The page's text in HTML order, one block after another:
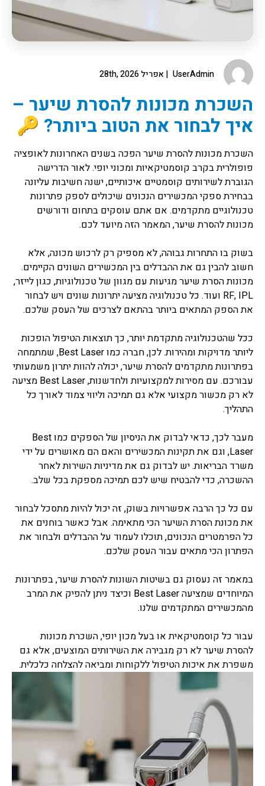
UserAdmin אפריל 28th, 2026
השכרת מכונות להסרת שיער –
איך לבחור את הטוב ביותר? 🔑
השכרת מכונות להסרת שיער הפכה בשנים האחרונות לאופציה
פופולרית בקרב קוסמטיקאיות ומכוני יופי. לאור הדרישה
הגוברת לשירותים קוסמטיים איכותיים, ישנה חשיבות עליונה
בבחירת ספקי המכשירים הנכונים שיכולים לספק פתרונות
טכנולוגיים מתקדמים. אם אתם עוסקים בתחום ודורשים
מכונות להסרת שיער, המאמר הזה מיועד לכם.
בשוק בו התחרות גבוהה, לא מספיק רק לרכוש מכונה, אלא
חשוב להבין גם את ההבדלים בין המכשירים השונים הקיימים.
מכונות הסרת שיער מגיעות עם מגוון של טכנולוגיות, כגון לייזר,
RF, IPL ועוד. כל טכנולוגיה מציעה יתרונות שונים ויש לבחור
את הספק המתאים ביותר בהתאם לצרכים של העסק שלכם.
ככל שהטכנולוגיה מתקדמת יותר, כך תוצאות הטיפול הופכות
ליותר מדויקות ומהירות. לכן, חברה כמו Best Laser, שמתמחה
בפתרונות מתקדמים להסרת שיער, יכולה להוות יתרון משמעותי
עבורכם. עם מסירות למקצועיות ולחדשנות, Best Laser מציעה
לא רק מכשור מקצועי אלא גם תמיכה וליווי צמוד לאורך כל
התהליך.
מעבר לכך, כדאי לבדוק את הניסיון של הספקים כמו Best
Laser, וגם את תקינות המכשירים והאם הם מאושרים על ידי
משרד הבריאות. יש לבדוק גם את מדיניות השירות לאחר
ההשכרה, כדי להבטיח שיש לכם תמיכה מספקת בכל שלב.
עם כל כך הרבה אפשרויות בשוק, זה יכול להיות מתסכל לבחור
את מכונת הסרת השיער הכי מתאימה. אבל כאשר בוחנים את
כל הפרמטרים הנכונים, תוכלו לעמוד על ההבדלים ולבחור את
הפתרון הכי מתאים עבור העסק שלכם.
במאמר זה נעסוק גם בשיטות השונות להסרת שיער, בפתרונות
המיוחדים שמציעה Best Laser וכיצד ניתן להפיק את המרב
מהמכשירים המתקדמים שלנו.
עבור כל קוסמטיקאית או בעל מכון יופי, השכרת מכונות
להסרת שיער לא רק מגבירה את השירותים המוצעים, אלא גם
משפרת את איכות הטיפול ללקוחות ומביאה להצלחה כלכלית.